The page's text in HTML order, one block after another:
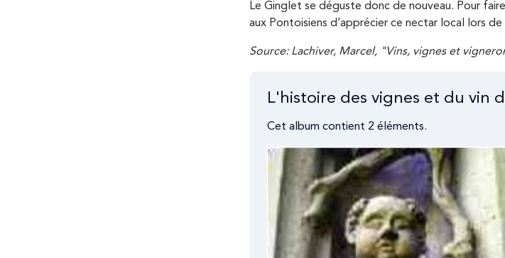
Le Ginglet se déguste donc de nouveau. Pour
aux Pontoisiens d’apprécier ce nectar local lors
Source: Lachiver, Marcel, "Vins, vignes et
L'histoire des vignes et du vin
Cet album contient 2 éléments.